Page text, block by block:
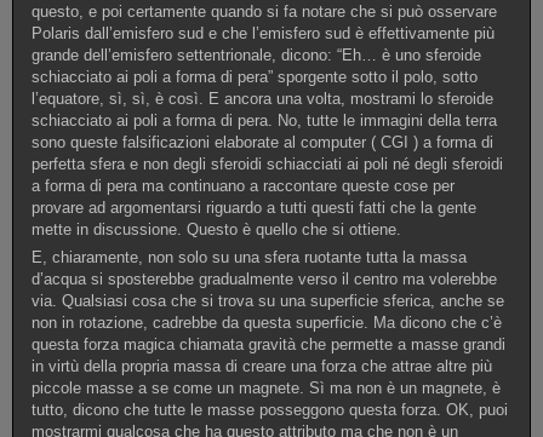
questo, e poi certamente quando si fa notare che si può osservare
Polaris dall’emisfero sud e che l’emisfero sud è effettivamente più
grande dell’emisfero settentrionale, dicono: “Eh… è uno sferoide
schiacciato ai poli a forma di pera” sporgente sotto il polo, sotto
l’equatore, sì, sì, è così. E ancora una volta, mostrami lo sferoide
schiacciato ai poli a forma di pera. No, tutte le immagini della terra
sono queste falsificazioni elaborate al computer ( CGI ) a forma di
perfetta sfera e non degli sferoidi schiacciati ai poli né degli sferoidi
a forma di pera ma continuano a raccontare queste cose per
provare ad argomentarsi riguardo a tutti questi fatti che la gente
mette in discussione. Questo è quello che si ottiene.
E, chiaramente, non solo su una sfera ruotante tutta la massa
d’acqua si sposterebbe gradualmente verso il centro ma volerebbe
via. Qualsiasi cosa che si trova su una superficie sferica, anche se
non in rotazione, cadrebbe da questa superficie. Ma dicono che c’è
questa forza magica chiamata gravità che permette a masse grandi
in virtù della propria massa di creare una forza che attrae altre più
piccole masse a se come un magnete. Sì ma non è un magnete, è
tutto, dicono che tutte le masse posseggono questa forza. OK, puoi
mostrarmi qualcosa che ha questo attributo ma che non è un